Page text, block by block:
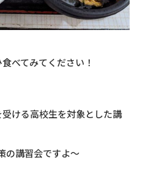
べてみてください！
ける高校生を対象とした講
の講習会ですよ～